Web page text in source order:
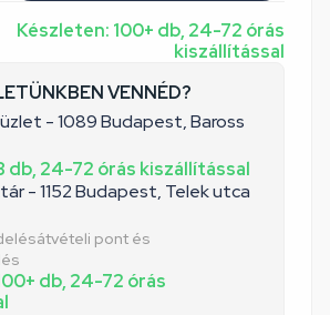
Készleten: 100+ db, 24-72 órás
kiszállítással
VENNÉD?
- 1089 Budapest, Baross
db, 24-72 órás kiszállítással
- 1152 Budapest, Telek utca
pont és
db, 24-72 órás